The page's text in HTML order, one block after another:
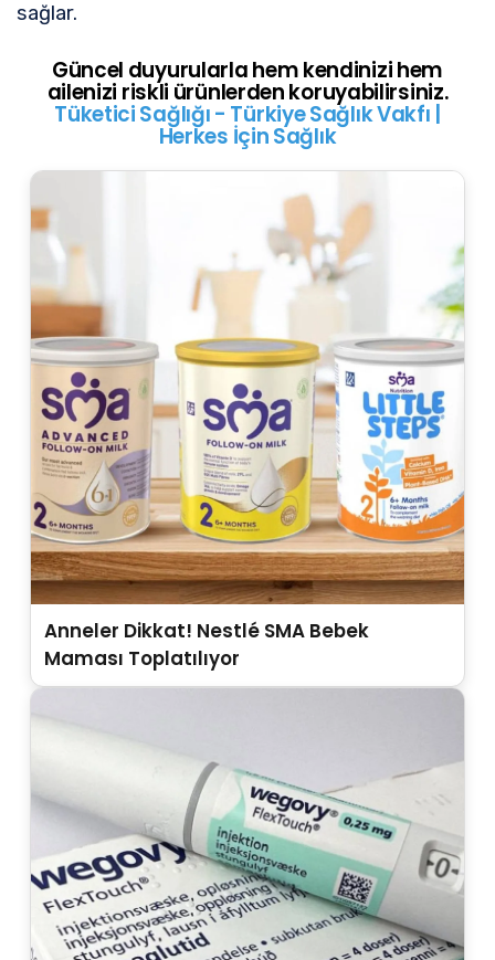
sağlar.
Güncel duyurularla hem kendinizi hem
ailenizi riskli ürünlerden koruyabilirsiniz.
Tüketici Sağlığı - Türkiye Sağlık Vakfı |
Herkes İçin Sağlık
Anneler Dikkat! Nestlé SMA Bebek
Maması Toplatılıyor